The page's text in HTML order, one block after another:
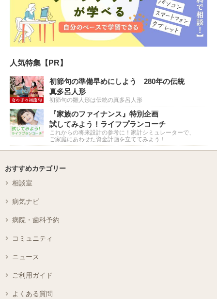
人気特集【PR】
初節句の準備早めにしよう 280年の伝統
真多呂人形
初節句の雛人形は伝統の真多呂人形
『家族のファイナンス』特別企画
試してみよう！ライフプランコーチ
これからの将来設計の参考に！家計シミュレーターで、
ご家庭にあわせた資金計画を立ててみよう！
おすすめカテゴリー
相談室
病気ナビ
病院・歯科予約
コミュニティ
ニュース
ご利用ガイド
よくある質問